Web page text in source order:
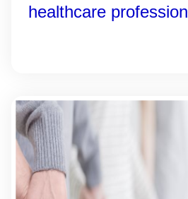
healthcare